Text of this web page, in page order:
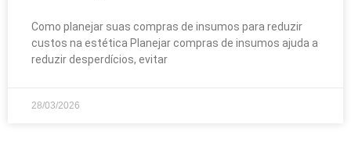
Como planejar suas compras de insumos para reduzir
custos na estética Planejar compras de insumos ajuda a
reduzir desperdícios, evitar
28/03/2026